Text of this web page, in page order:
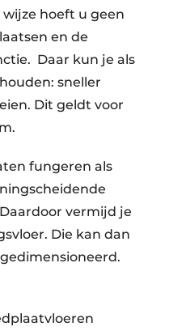
hoeft u geen
en de
Daar kun je als
sneller
Dit geldt voor
fungeren als
vermijd je
Die kan dan